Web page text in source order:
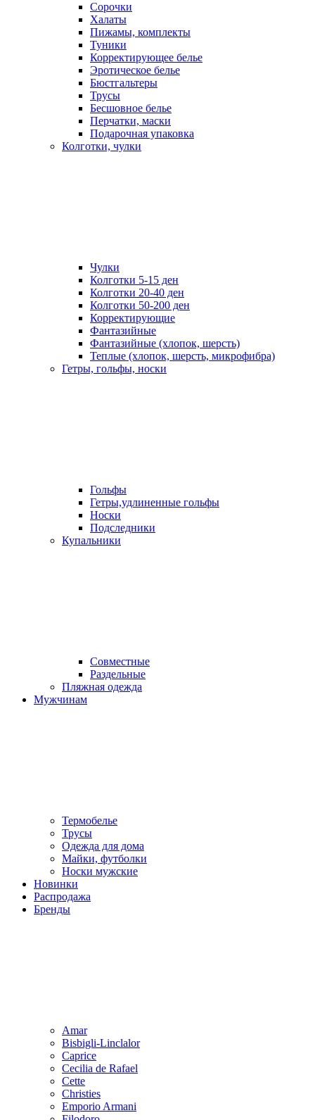
Сорочки
Халаты
Пижамы, комплекты
Туники
Корректирующее белье
Эротическое белье
Бюстгальтеры
Трусы
Бесшовное белье
Перчатки, маски
Подарочная упаковка
Колготки, чулки
Чулки
Колготки 5-15 ден
Колготки 20-40 ден
Колготки 50-200 ден
Корректирующие
Фантазийные
Фантазийные (хлопок, шерсть)
Теплые (хлопок, шерсть, микрофибра)
Гетры, гольфы, носки
Гольфы
Гетры,удлиненные гольфы
Носки
Подследники
Купальники
Совместные
Раздельные
Пляжная одежда
Мужчинам
Термобелье
Трусы
Одежда для дома
Майки, футболки
Носки мужские
Новинки
Распродажа
Бренды
Amar
Bisbigli-Linclalor
Caprice
Cecilia de Rafael
Cette
Christies
Emporio Armani